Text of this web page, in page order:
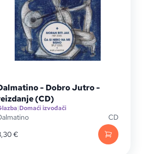
- Dobro Jutro -
(CD)
|Domaći izvođači
CD
€